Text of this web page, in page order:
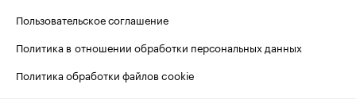
Пользовательское соглашение
Политика в отношении обработки персональных данных
Политика обработки файлов cookie